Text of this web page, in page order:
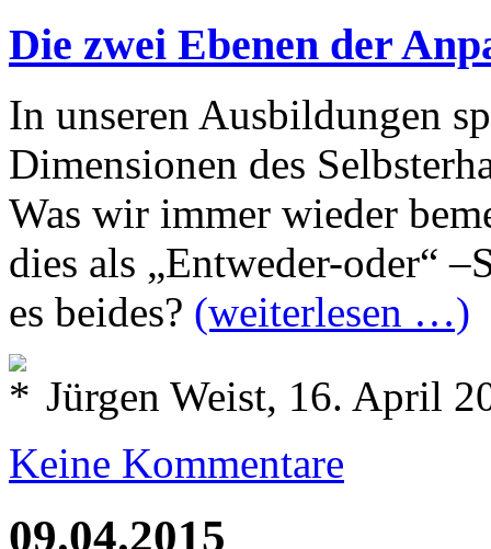
Die zwei Ebenen der
In unseren Ausbildungen
Dimensionen des
Was wir immer wieder
dies als „Entweder-oder“
es beides? (weiterlesen …)
Jürgen Weist, 16. April
Keine Kommentare
09.04.2015